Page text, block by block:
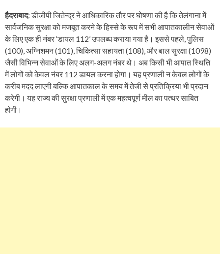
हैदराबाद: डीजीपी जितेन्द्र ने आधिकारिक तौर पर घोषणा की है कि तेलंगाना में
सार्वजनिक सुरक्षा को मजबूत करने के हिस्से के रूप में सभी आपातकालीन सेवाओं
के लिए एक ही नंबर ‘डायल 112’ उपलब्ध कराया गया है। इससे पहले, पुलिस
(100), अग्निशमन (101), चिकित्सा सहायता (108), और बाल सुरक्षा (1098)
जैसी विभिन्न सेवाओं के लिए अलग-अलग नंबर थे। अब किसी भी आपात स्थिति
में लोगों को केवल नंबर 112 डायल करना होगा। यह प्रणाली न केवल लोगों के
करीब मदद लाएगी बल्कि आपातकाल के समय में तेजी से प्रतिक्रिया भी प्रदान
करेगी। यह राज्य की सुरक्षा प्रणाली में एक महत्वपूर्ण मील का पत्थर साबित
होगी।